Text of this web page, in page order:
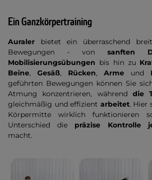
Ein Ganzkörpertraining
Auraler bietet ein überraschend
Bewegungen - von sanften
Mobilisierungsübungen bis hin zu
Beine, Gesäß, Rücken, Arme und
geführten Bewegungen können Sie
Atmung konzentrieren, während die
gleichmäßig und effizient arbeitet. Hier
Körpermitte wirklich funktionieren
Unterschied die präzise Kontrolle
macht.